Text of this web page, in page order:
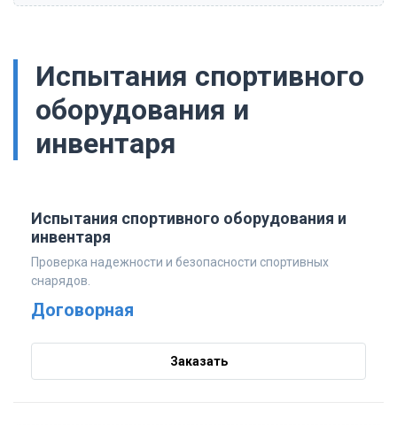
Испытания спортивного
оборудования и
инвентаря
Испытания спортивного оборудования и
инвентаря
Проверка надежности и безопасности спортивных
снарядов.
Договорная
Заказать